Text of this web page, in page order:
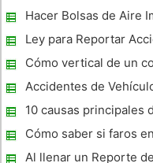
Nacional de Seguridad del
comenzó a ex
Hacer Bolsas de Aire
mi coche es Rear
Ley para Reportar
Massachusetts
Cómo vertical de un
de remolque
Accidentes de
Investigation
10 causas principales
automóvil
Cómo saber si faros
de un accidente
Al llenar un Reporte